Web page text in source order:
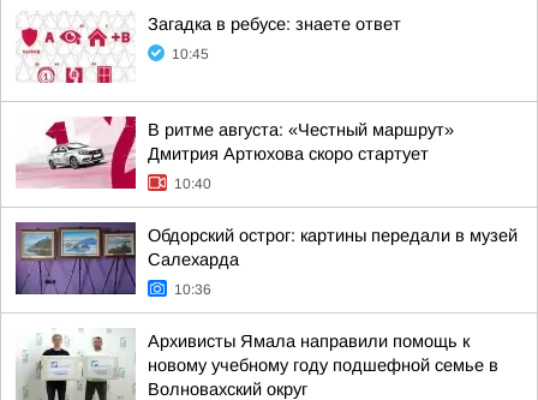
Загадка в ребусе: знаете ответ
10:45
В ритме августа: «Честный маршрут»
Дмитрия Артюхова скоро стартует
10:40
Обдорский острог: картины передали в музей
Салехарда
10:36
Архивисты Ямала направили помощь к
новому учебному году подшефной семье в
Волновахский округ